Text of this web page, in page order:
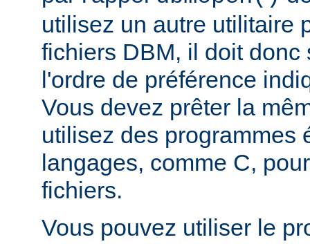
utilisez un autre utilitaire
fichiers DBM, il doit donc
l'ordre de préférence
Vous devez prêter la
utilisez des programmes
langages, comme C,
fichiers.
Vous pouvez utiliser le